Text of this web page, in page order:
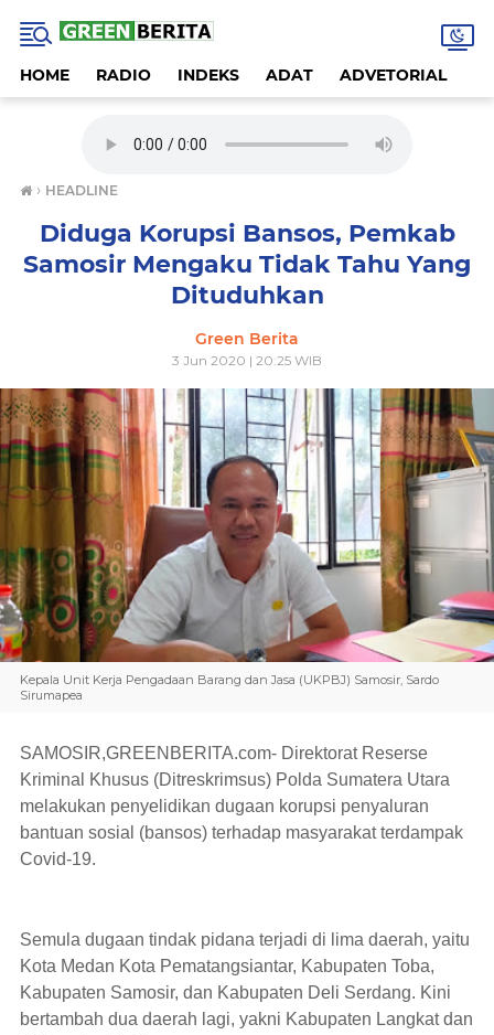
HOME RADIO INDEKS ADAT ADVETORIAL
› HEADLINE
Diduga Korupsi Bansos, Pemkab
Samosir Mengaku Tidak Tahu Yang
Dituduhkan
Green Berita
3 Jun 2020 | 20:25 WIB
Kepala Unit Kerja Pengadaan Barang dan Jasa (UKPBJ) Samosir, Sardo
Sirumapea
SAMOSIR,GREENBERITA.com- Direktorat Reserse
Kriminal Khusus (Ditreskrimsus) Polda Sumatera Utara
melakukan penyelidikan dugaan korupsi penyaluran
bantuan sosial (bansos) terhadap masyarakat terdampak
Covid-19.
Semula dugaan tindak pidana terjadi di lima daerah, yaitu
Kota Medan Kota Pematangsiantar, Kabupaten Toba,
Kabupaten Samosir, dan Kabupaten Deli Serdang. Kini
bertambah dua daerah lagi, yakni Kabupaten Langkat dan